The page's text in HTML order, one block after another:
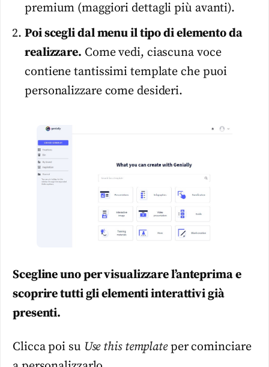
premium (maggiori dettagli più avanti).
Poi scegli dal menu il tipo di elemento da
realizzare. Come vedi, ciascuna voce
contiene tantissimi template che puoi
personalizzare come desideri.
Scegline uno per visualizzare l’anteprima e
scoprire tutti gli elementi interattivi già
presenti.
Clicca poi su Use this templateper cominciare